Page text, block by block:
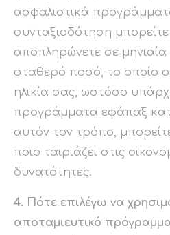
ασφαλιστικά
συνταξιοδότηση
αποπληρώνετε σε
σταθερό ποσό, το οποίο
ηλικία σας, ωστόσο
προγράμματα εφάπαξ
αυτόν τον τρόπο,
ποιο ταιριάζει στις
δυνατότητες.
4. Πότε επιλέγω να
αποταμιευτικό